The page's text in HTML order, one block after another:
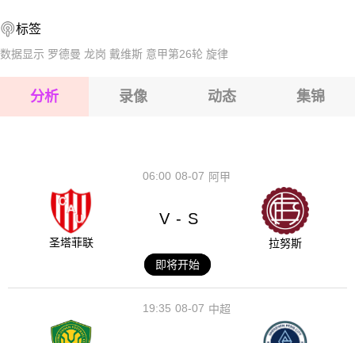
2026-08-15 【球会友谊】 奥胡斯费马VS锡尔克堡
标签
数据显示 罗德曼 龙岗 戴维斯 意甲第26轮 旋律
分析 录像 动态 集锦
08-07
06:00 阿甲
圣塔菲联
V - S
拉努斯
即将开始
08-07
19:35 中超